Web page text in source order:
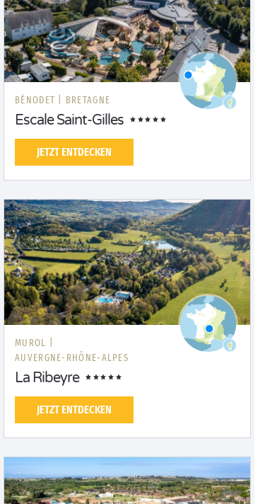
BÉNODET | BRETAGNE
Escale Saint-Gilles
JETZT ENTDECKEN
MUROL |
AUVERGNE-RHÔNE-ALPES
La Ribeyre
JETZT ENTDECKEN